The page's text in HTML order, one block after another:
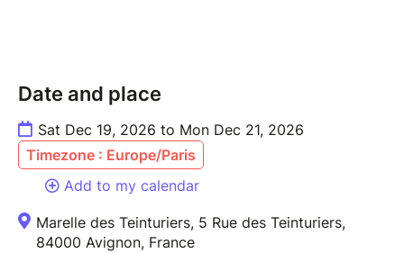
Date and place
Sat Dec 19, 2026 to Mon Dec 21, 2026
Timezone : Europe/Paris
Add to my calendar
Marelle des Teinturiers, 5 Rue des Teinturiers,
84000 Avignon, France